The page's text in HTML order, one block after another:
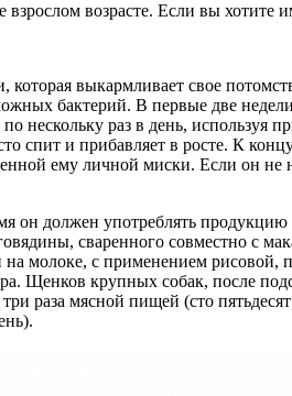
возрасте. Если вы
которая выкармливает свое
бактерий. В первые две
нескольку раз в день, используя
спит и прибавляет в росте. К
ему личной миски. Если он не
он должен употреблять
сваренного совместно
молоке, с применением
Щенков крупных собак, после
раза мясной пищей (сто